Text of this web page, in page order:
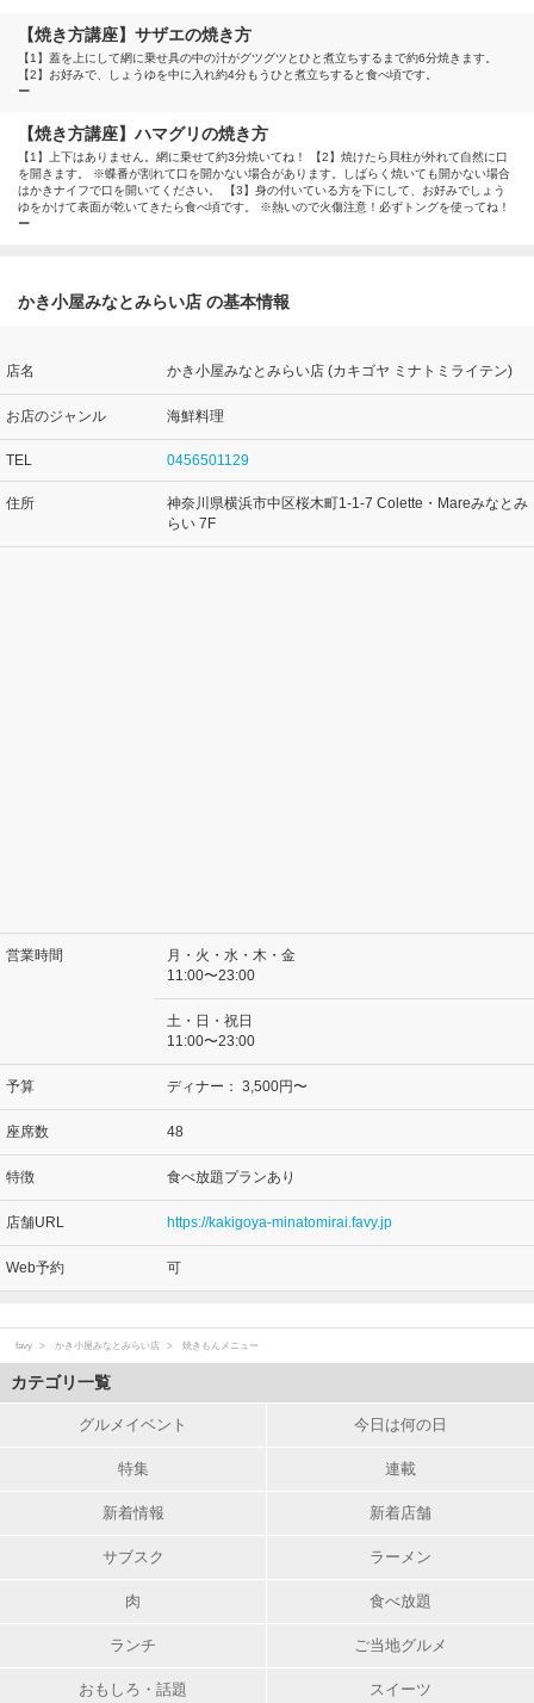
【焼き方講座】サザエの焼き方
【1】蓋を上にして網に乗せ具の中の汁がグツグツとひと煮立ちするまで約6分焼きます。
【2】お好みで、しょうゆを中に入れ約4分もうひと煮立ちすると食べ頃です。
ー
【焼き方講座】ハマグリの焼き方
【1】上下はありません。網に乗せて約3分焼いてね！ 【2】焼けたら貝柱が外れて自然に口
を開きます。 ※蝶番が割れて口を開かない場合があります。しばらく焼いても開かない場合
はかきナイフで口を開いてください。 【3】身の付いている方を下にして、お好みでしょう
ゆをかけて表面が乾いてきたら食べ頃です。 ※熱いので火傷注意！必ずトングを使ってね！
ー
かき小屋みなとみらい店 の基本情報
店名 かき小屋みなとみらい店 (カキゴヤ ミナトミライテン)
お店のジャンル 海鮮料理
TEL 0456501129
住所
神奈川県横浜市中区桜木町1-1-7 Colette・Mareみなとみ
らい 7F
営業時間
月・火・水・木・金
11:00〜23:00
土・日・祝日
11:00〜23:00
予算 ディナー： 3,500円〜
座席数 48
特徴 食べ放題プランあり
店舗URL https://kakigoya-minatomirai.favy.jp
Web予約 可
favy かき小屋みなとみらい店 焼きもんメニュー
カテゴリ一覧
グルメイベント 今日は何の日
特集 連載
新着情報 新着店舗
サブスク ラーメン
肉 食べ放題
ランチ ご当地グルメ
おもしろ・話題 スイーツ